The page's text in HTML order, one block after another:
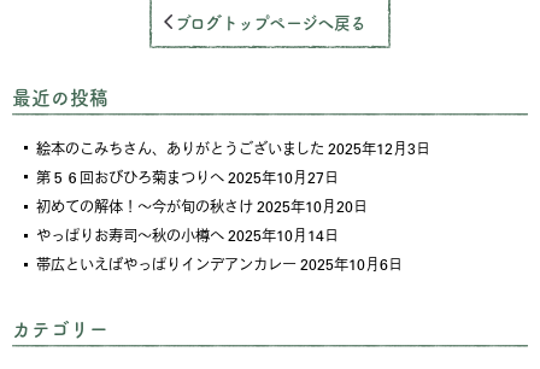
ブログトップページへ戻る
最近の投稿
絵本のこみちさん、ありがとうございました 2025年12月3日
第５６回おびひろ菊まつりへ2025年10月27日
初めての解体！～今が旬の秋さけ2025年10月20日
やっぱりお寿司～秋の小樽へ2025年10月14日
帯広といえばやっぱりインデアンカレー2025年10月6日
カテゴリー